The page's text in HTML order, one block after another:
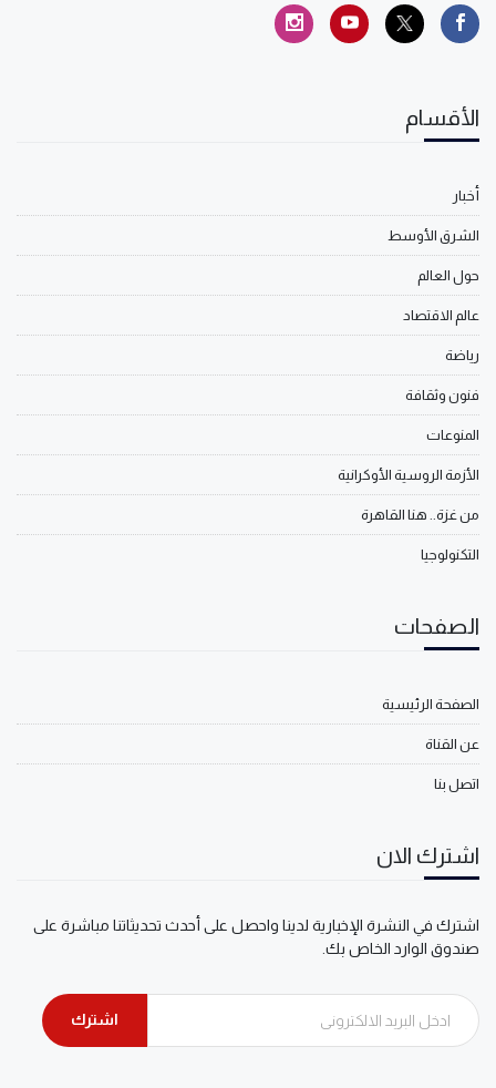
الأقسام
أخبار
الشرق الأوسط
حول العالم
عالم الاقتصاد
رياضة
فنون وثقافة
المنوعات
الأزمة الروسية الأوكرانية
من غزة.. هنا القاهرة
التكنولوجيا
الصفحات
الصفحة الرئيسية
عن القناة
اتصل بنا
اشترك الان
اشترك في النشرة الإخبارية لدينا واحصل على أحدث تحديثاتنا مباشرة على
صندوق الوارد الخاص بك.
اشترك